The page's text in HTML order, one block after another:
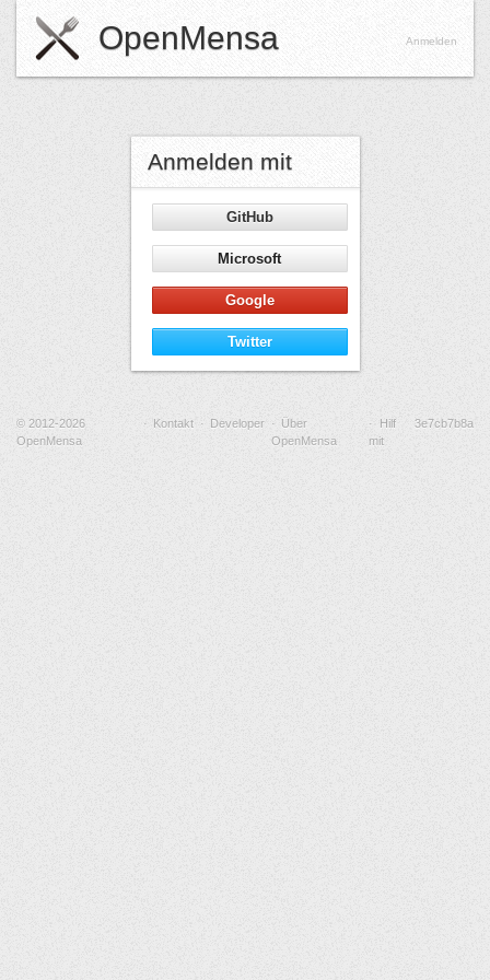
OpenMensa Anmelden
Anmelden mit
GitHub
Microsoft
Google
Twitter
© 2012-2026
OpenMensa
Kontakt Developer
Über
OpenMensa
Hilf
mit
3e7cb7b8a